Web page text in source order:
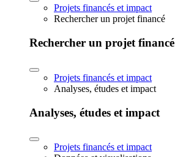
Projets financés et impact
Rechercher un projet financé
Rechercher un projet financé
Projets financés et impact
Analyses, études et impact
Analyses, études et impact
Projets financés et impact